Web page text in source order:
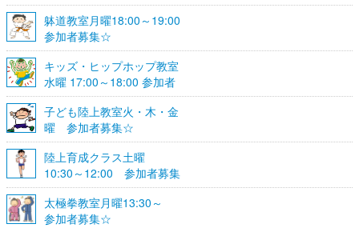
☆
躰道教室月曜18:00～19:00
参加者募集☆
キッズ・ヒップホップ教室
水曜 17:00～18:00 参加者
募集☆
子ども陸上教室火・木・金
曜 参加者募集☆
陸上育成クラス土曜
10:30～12:00 参加者募集
☆
太極拳教室月曜13:30～
参加者募集☆